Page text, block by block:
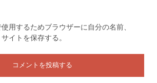
用するためブラウザーに自分の名前、
イトを保存する。